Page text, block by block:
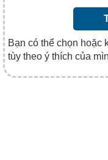
Bạn có thể chọn hoặc
tùy theo ý thích của